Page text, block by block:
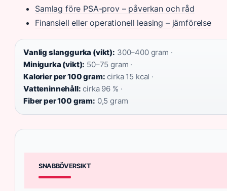
Samlag före PSA-prov – påverkan och råd
Finansiell eller operationell leasing – jämförelse
Vanlig slanggurka (vikt): 300–400 gram ·
Minigurka (vikt): 50–75 gram ·
Kalorier per 100 gram: cirka 15 kcal ·
Vatteninnehåll: cirka 96 % ·
Fiber per 100 gram: 0,5 gram
SNABBÖVERSIKT